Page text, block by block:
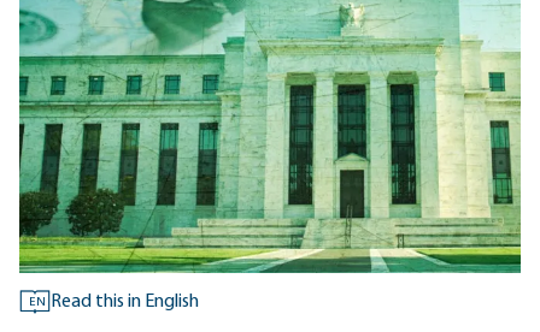
EN Read this in English